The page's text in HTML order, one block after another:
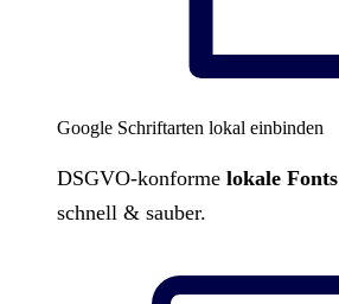
Google Schriftarten lokal einbinden
DSGVO-konforme lokale Fonts
schnell & sauber.